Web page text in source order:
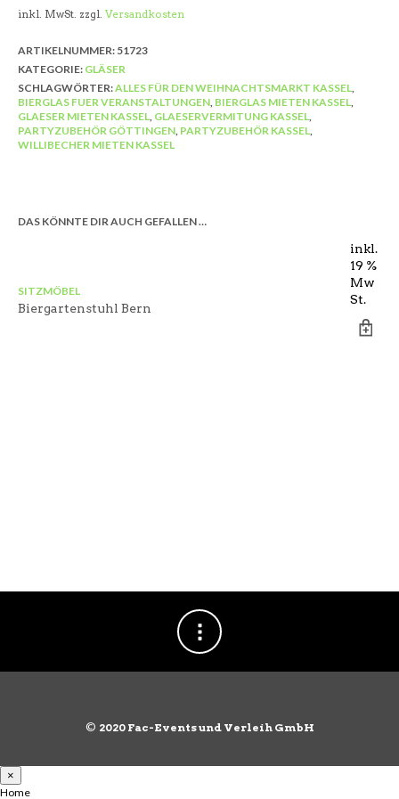
inkl. MwSt. zzgl. Versandkosten
ARTIKELNUMMER: 51723
KATEGORIE: GLÄSER
SCHLAGWÖRTER:ALLES FÜR DEN WEIHNACHTSMARKT KASSEL,
BIERGLAS FUER VERANSTALTUNGEN, BIERGLAS MIETEN KASSEL,
GLAESER MIETEN KASSEL, GLAESERVERMITUNG KASSEL,
PARTYZUBEHÖR GÖTTINGEN, PARTYZUBEHÖR KASSEL,
WILLIBECHER MIETEN KASSEL
DAS KÖNNTE DIR AUCH GEFALLEN …
inkl.
19 %
Mw
St.
SITZMÖBEL
Biergartenstuhl Bern
© 2020 Fac-Events und Verleih GmbH
×
Home